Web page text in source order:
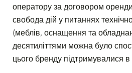
оператору за договором
свобода дій у питаннях
(меблів, оснащення та
десятиліттями можна було
цього бренду підтримувалися